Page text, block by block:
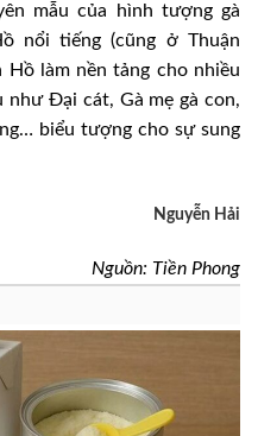
mẫu của hình tượng gà
nổi tiếng (cũng ở Thuận
Hồ làm nền tảng cho nhiều
Đại cát, Gà mẹ gà con,
biểu tượng cho sự sung
Nguyễn Hải
Nguồn: Tiền Phong